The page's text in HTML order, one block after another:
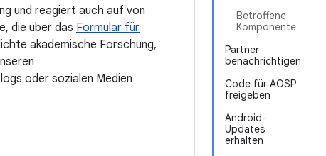
Betroffene
Komponente
Partner
benachrichtigen
Code für AOSP
freigeben
Android-
Updates
erhalten
und reagiert auch auf von
die über das Formular für
akademische Forschung,
oder sozialen Medien